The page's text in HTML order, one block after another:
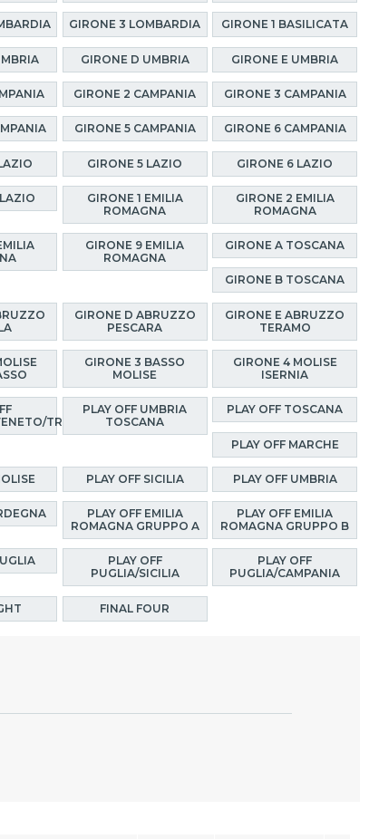
GIRONE 3 LOMBARDIA GIRONE 1 BASILICATA
GIRONE D UMBRIA GIRONE E UMBRIA
GIRONE 2 CAMPANIA GIRONE 3 CAMPANIA
GIRONE 5 CAMPANIA GIRONE 6 CAMPANIA
GIRONE 5 LAZIO GIRONE 6 LAZIO
GIRONE 1 EMILIA
ROMAGNA
GIRONE 2 EMILIA
ROMAGNA
GIRONE 9 EMILIA
ROMAGNA
GIRONE A TOSCANA
GIRONE B TOSCANA
GIRONE D ABRUZZO
PESCARA
GIRONE E ABRUZZO
TERAMO
GIRONE 3 BASSO
MOLISE
GIRONE 4 MOLISE
ISERNIA
TRENTINO
PLAY OFF UMBRIA
TOSCANA
PLAY OFF TOSCANA
PLAY OFF MARCHE
PLAY OFF SICILIA PLAY OFF UMBRIA
PLAY OFF EMILIA
ROMAGNA GRUPPO A
PLAY OFF EMILIA
ROMAGNA GRUPPO B
PLAY OFF
PUGLIA/SICILIA
PLAY OFF
PUGLIA/CAMPANIA
FINAL FOUR